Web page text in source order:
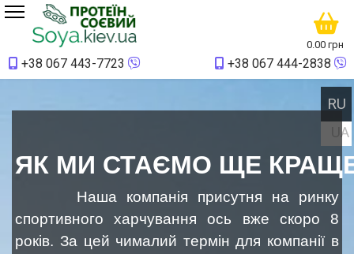
+38067 443-7723 +38067 444-2838
0.00 грн
RU
UA
ЯК МИ СТАЄМО ЩЕ
Наша компанія присутня на ринку
спортивного харчування ось вже скоро 8
років. За цей чималий термін для компанії в